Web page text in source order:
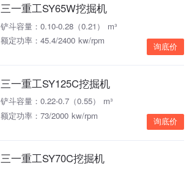
三一重工SY65W挖掘机
铲斗容量：0.10-0.28（0.21） m³
额定功率：45.4/2400 kw/rpm
询底价
三一重工SY125C挖掘机
铲斗容量：0.22-0.7（0.55） m³
额定功率：73/2000 kw/rpm
询底价
三一重工SY70C挖掘机